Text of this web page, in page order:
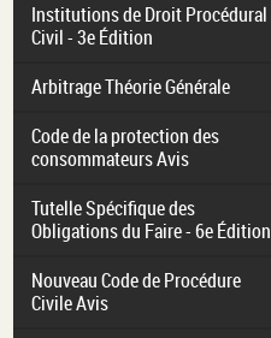
Institutions de Droit Procédural
Civil - 3e Édition
Arbitrage Théorie Générale
Code de la protection des
consommateurs Avis
Tutelle Spécifique des
Obligations du Faire - 6e Édition
Nouveau Code de Procédure
Civile Avis